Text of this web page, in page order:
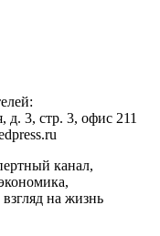
д. 3, стр. 3, офис 211
канал,
на жизнь